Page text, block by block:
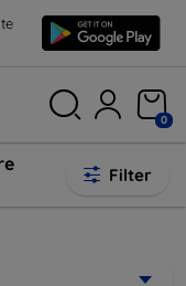
0
Filter